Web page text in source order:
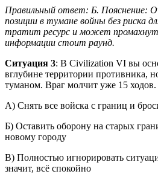
Правильный ответ: Б. Пояснение:
позиции в тумане войны без риска
тратит ресурс и может
информации стоит раунд.
Ситуация 3: В Civilization VI вы
вглубине территории противника,
туманом. Враг молчит уже 15 ходов.
А) Снять все войска с границ и
Б) Оставить оборону на старых
новому городу
В) Полностью игнорировать
значит, всё спокойно